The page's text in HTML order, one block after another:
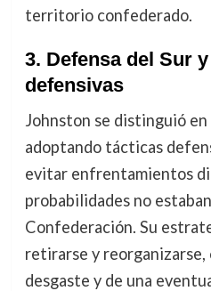
territorio confederado.
3. Defensa del Sur
defensivas
Johnston se distinguió en
adoptando tácticas
evitar enfrentamientos
probabilidades no
Confederación. Su
retirarse y reorganizarse,
desgaste y de una